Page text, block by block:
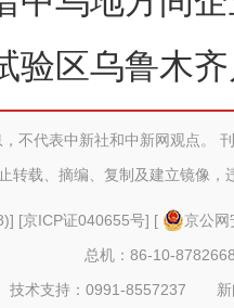
验区乌鲁木
不代表中新社和中新网观点。
转载、摘编、复制及建立镜像，
] [京ICP证040655号] [
京公
总机：86-10-
技术支持：0991-8557237